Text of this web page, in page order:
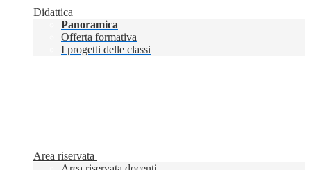
Didattica
Panoramica
Offerta formativa
I progetti delle classi
Area riservata